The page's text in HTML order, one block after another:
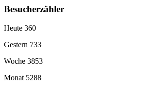
Besucherzähler
Heute 360
Gestern 733
Woche 3853
Monat 5288